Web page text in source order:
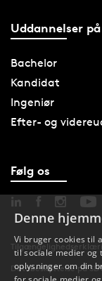
Uddannelser på
Bachelor
Kandidat
Ingeniør
Efter- og
Følg os
Databeskyttelse på
Denne
Vi bruger cookies til
til sociale medier og
oplysninger om din